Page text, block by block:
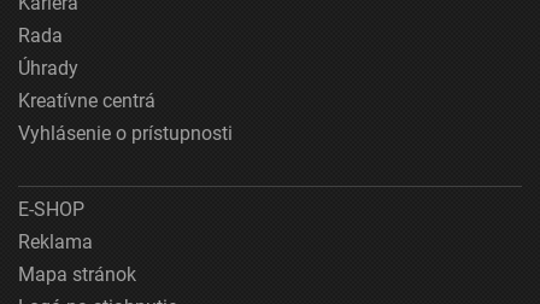
Rada
Úhrady
Kreatívne centrá
Vyhlásenie o prístupnosti
E-SHOP
Reklama
Mapa stránok